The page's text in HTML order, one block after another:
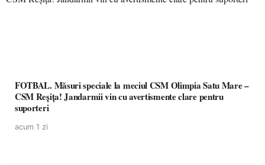
FOTBAL. Măsuri speciale la meciul CSM Olimpia Satu Mare –
CSM Reșița! Jandarmii vin cu avertismente clare pentru
suporteri
acum 1 zi